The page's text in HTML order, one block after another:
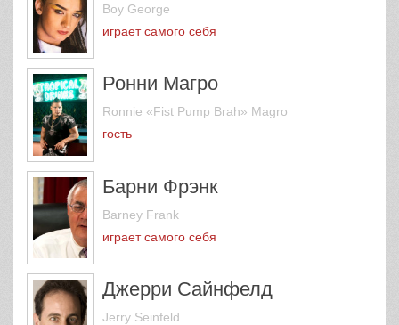
Boy George
играет самого себя
Ронни Магро
Ronnie «Fist Pump Brah» Magro
гость
Барни Фрэнк
Barney Frank
играет самого себя
Джерри Сайнфелд
Jerry Seinfeld